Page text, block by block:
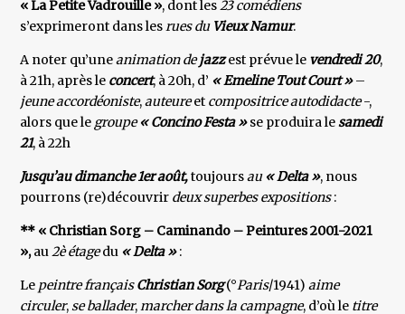
« La Petite Vadrouille », dont les23 comédiens
s’exprimeront dans lesrues du Vieux Namur.
A noter qu’uneanimation dejazzest prévue le vendredi 20,
à 21h, après le concert, à 20h, d’ « Emeline Tout Court »–
jeuneaccordéoniste,auteureet compositrice autodidacte-,
alors que le groupe« Concino Festa »se produira lesamedi
21, à 22h
Jusqu’au dimanche 1er août,toujoursau « Delta », nous
pourrons (re)découvrir deux superbes expositions:
** « Christian Sorg – Caminando – Peintures 2001-2021
»,au2è étagedu « Delta »:
Le peintre françaisChristian Sorg(°Paris/1941) aime
circuler,se ballader,marcher dans la campagne, d’où le titre